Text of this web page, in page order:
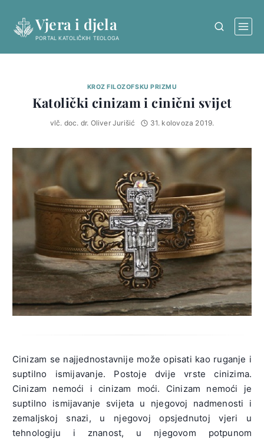
content
Vjera i djela
PORTAL KATOLIČKIH TEOLOGA
KROZ FILOZOFSKU PRIZMU
Katolički cinizam i cinični svijet
vlč. doc. dr. Oliver Jurišić 31. kolovoza 2019.
Cinizam se najjednostavnije može opisati kao ruganje i
suptilno ismijavanje. Postoje dvije vrste cinizima.
Cinizam nemoći i cinizam moći. Cinizam nemoći je
suptilno ismijavanje svijeta u njegovoj nadmenosti i
zemaljskoj snazi, u njegovoj opsjednutoj vjeri u
tehnologiju i znanost, u njegovom potpunom